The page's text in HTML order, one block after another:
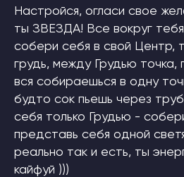
Настройся, огласи свое
ты ЗВЕЗДА! Все вокруг
собери себя в свой Центр,
грудь, между Грудью точка,
вся собираешься в одну
будто сок пьешь через
себя только Грудью -
представь себя одной
реально так и есть, ты
кайфуй )))